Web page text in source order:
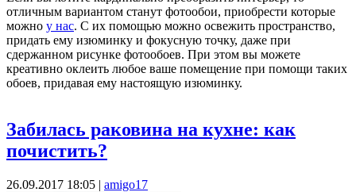
отличным вариантом станут фотообои, приобрести которые
можно у нас. С их помощью можно освежить пространство,
придать ему изюминку и фокусную точку, даже при
сдержанном рисунке фотообоев. При этом вы можете
креативно оклеить любое ваше помещение при помощи таких
обоев, придавая ему настоящую изюминку.
Забилась раковина на кухне: как
почистить?
26.09.2017 18:05 | amigo17